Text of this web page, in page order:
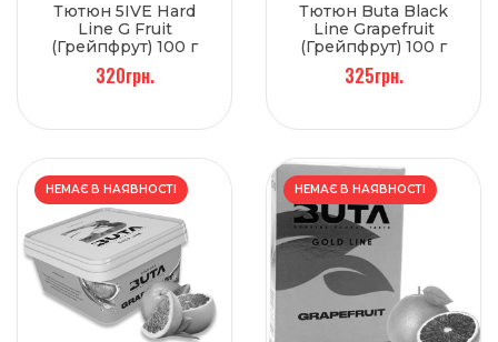
Тютюн 5IVE Hard
Line G Fruit
(Грейпфрут) 100 г
320грн.
Тютюн Buta Black
Line Grapefruit
(Грейпфрут) 100 г
325грн.
НЕМАЄ В НАЯВНОСТІ НЕМАЄ В НАЯВНОСТІ